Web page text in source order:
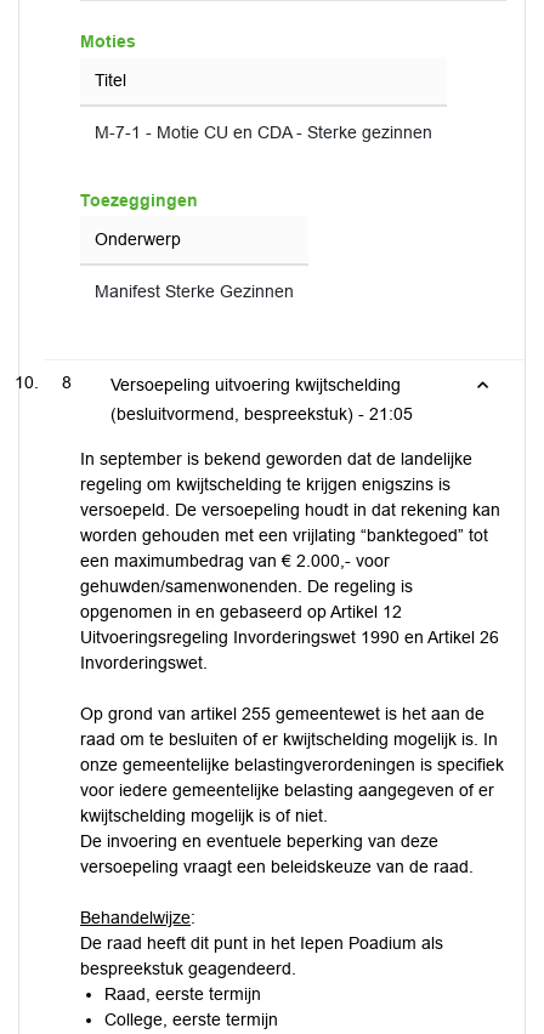
Moties
Titel
M-7-1 - Motie CU en CDA - Sterke gezinnen
Toezeggingen
Onderwerp
Manifest Sterke Gezinnen
8
Versoepeling uitvoering kwijtschelding
(besluitvormend, bespreekstuk) -21:05
In september is bekend geworden dat de landelijke
regeling om kwijtschelding te krijgen enigszins is
versoepeld. De versoepeling houdt in dat rekening kan
worden gehouden met een vrijlating “banktegoed” tot
een maximumbedrag van € 2.000,- voor
gehuwden/samenwonenden. De regeling is
opgenomen in en gebaseerd op Artikel 12
Uitvoeringsregeling Invorderingswet 1990 en Artikel 26
Invorderingswet.
Op grond van artikel 255 gemeentewet is het aan de
raad om te besluiten of er kwijtschelding mogelijk is. In
onze gemeentelijke belastingverordeningen is specifiek
voor iedere gemeentelijke belasting aangegeven of er
kwijtschelding mogelijk is of niet.
De invoering en eventuele beperking van deze
versoepeling vraagt een beleidskeuze van de raad.
Behandelwijze:
De raad heeft dit punt in het Iepen Poadium als
bespreekstuk geagendeerd.
Raad, eerste termijn
College, eerste termijn